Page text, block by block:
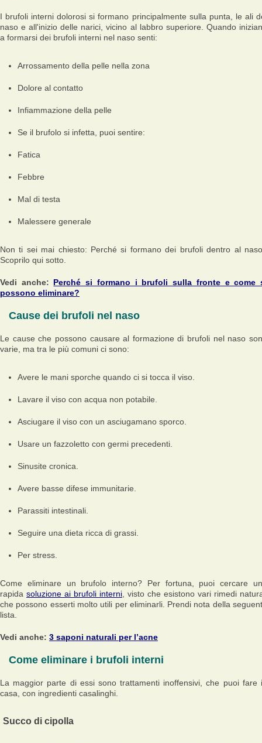
I brufoli interni dolorosi si formano principalmente sulla punta, le ali
naso e all'inizio delle narici, vicino al labbro superiore. Quando
a formarsi dei brufoli interni nel naso senti:
Arrossamento della pelle nella zona
Dolore al contatto
Infiammazione della pelle
Se il brufolo si infetta, puoi sentire:
Fatica
Febbre
Mal di testa
Malessere generale
Non ti sei mai chiesto: Perché si formano dei brufoli dentro al
Scoprilo qui sotto.
Vedi anche: Perché si formano i brufoli sulla fronte e come
possono eliminare?
Cause dei brufoli nel naso
Le cause che possono causare al formazione di brufoli nel naso
varie, ma tra le più comuni ci sono:
Avere le mani sporche quando ci si tocca il viso.
Lavare il viso con acqua non potabile.
Asciugare il viso con un asciugamano sporco.
Usare un fazzoletto con germi precedenti.
Sinusite cronica.
Avere basse difese immunitarie.
Parassiti intestinali.
Seguire una dieta ricca di grassi.
Per stress.
Come eliminare un brufolo interno? Per fortuna, puoi cercare
rapida soluzione ai brufoli interni , visto che esistono vari rimedi
che possono esserti molto utili per eliminarli. Prendi nota della
lista.
Vedi anche: 3 saponi naturali per l’acne
Come eliminare i brufoli interni
La maggior parte di essi sono trattamenti inoffensivi, che puoi fare
casa, con ingredienti casalinghi.
Succo di cipolla